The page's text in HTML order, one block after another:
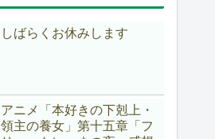
しばらくお休みします
アニメ「本好きの下剋上・
領主の養女」第十五章「フ